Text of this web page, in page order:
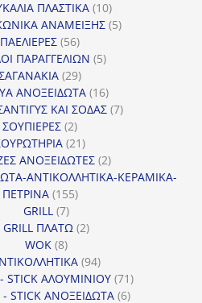
ΠΛΑΣΤΙΚΑ 1010
προϊόντα
ΑΝΑΜΕΙΞΗΣ 55
ΠΑΕΛΙΕΡΕΣ 5656
προϊόντα
ΠΑΡΑΓΓΕΛΙΩΝ 55
2929
προϊόντα
ΑΝΟΞΕΙΔΩΤΑ 1616
προϊόντα
ΚΑΙ ΣΟΔΑΣ 77
ΣΟΥΠΙΕΡΕΣ 22
προϊόντα
2121
προϊόντα
ΑΝΟΞΕΙΔΩΤΕΣ 22
προϊόντα
ΑΝΤΙΚΟΛΛΗΤΙΚΑ-ΚΕΡΑΜΙΚΑ-
ΠΕΤΡΙΝΑ 155155
GRILL 77
προϊόντα
GRILL ΠΛΑΤΩ 22
WOK 88
προϊόντα
9494
προϊόντα
STICK ΑΛΟΥΜΙΝΙΟΥ 7171
προϊόντα
- STICK ΑΝΟΞΕΙΔΩΤΑ 66